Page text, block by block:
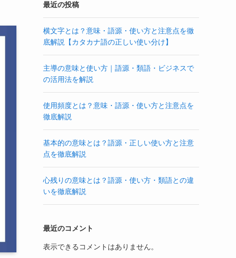
最近の投稿
横文字とは？意味・語源・使い方と注意点を徹
底解説【カタカナ語の正しい使い分け】
主導の意味と使い方｜語源・類語・ビジネスで
の活用法を解説
使用頻度とは？意味・語源・使い方と注意点を
徹底解説
基本的の意味とは？語源・正しい使い方と注意
点を徹底解説
心残りの意味とは？語源・使い方・類語との違
いを徹底解説
最近のコメント
表示できるコメントはありません。